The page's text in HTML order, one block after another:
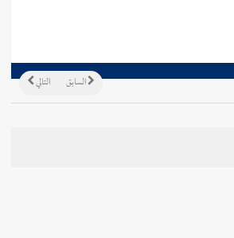
التالي السابق